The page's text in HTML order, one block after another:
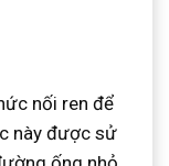
nối ren để
này được sử